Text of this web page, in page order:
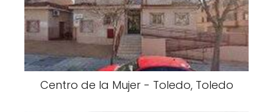
Centro de la Mujer - Toledo, Toledo